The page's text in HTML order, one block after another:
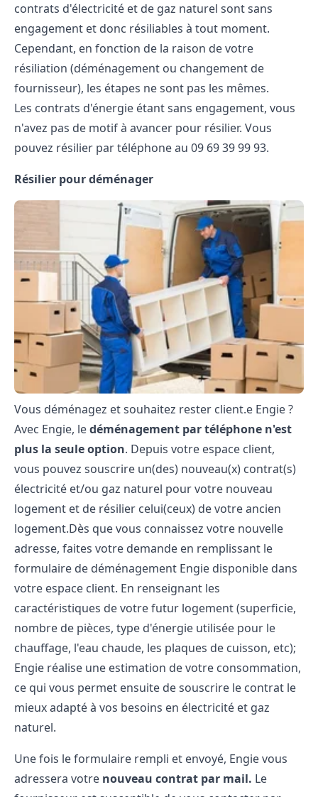
contrats d'électricité et de gaz naturel sont sans
engagement et donc résiliables à tout moment.
Cependant, en fonction de la raison de votre
résiliation (déménagement ou changement de
fournisseur), les étapes ne sont pas les mêmes.
Les contrats d'énergie étant sans engagement, vous
n'avez pas de motif à avancer pour résilier. Vous
pouvez résilier par téléphone au 09 69 39 99 93.
Résilier pour déménager
Vous déménagez et souhaitez rester client.e Engie ?
Avec Engie, ledéménagement par téléphone n'est
plus la seule option. Depuis votre espace client,
vous pouvez souscrire un(des) nouveau(x) contrat(s)
électricité et/ou gaz naturel pour votre nouveau
logement et de résilier celui(ceux) de votre ancien
logement.Dès que vous connaissez votre nouvelle
adresse, faites votre demande en remplissant le
formulaire de déménagement Engie disponible dans
votre espace client. En renseignant les
caractéristiques de votre futur logement (superficie,
nombre de pièces, type d'énergie utilisée pour le
chauffage, l'eau chaude, les plaques de cuisson, etc);
Engie réalise une estimation de votre consommation,
ce qui vous permet ensuite de souscrire le contrat le
mieux adapté à vos besoins en électricité et gaz
naturel.
Une fois le formulaire rempli et envoyé, Engie vous
adressera votre nouveau contrat par mail. Le